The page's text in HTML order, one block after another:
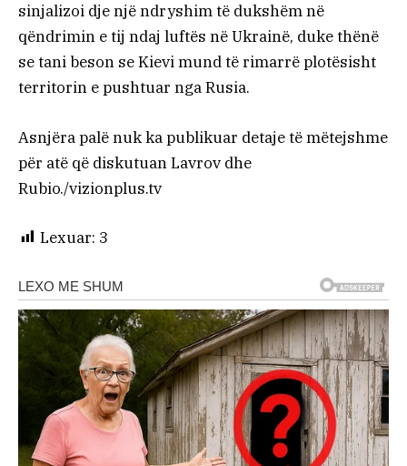
sinjalizoi dje një ndryshim të dukshëm në
qëndrimin e tij ndaj luftës në Ukrainë, duke thënë
se tani beson se Kievi mund të rimarrë plotësisht
territorin e pushtuar nga Rusia.
Asnjëra palë nuk ka publikuar detaje të mëtejshme
për atë që diskutuan Lavrov dhe
Rubio./vizionplus.tv
Lexuar: 3